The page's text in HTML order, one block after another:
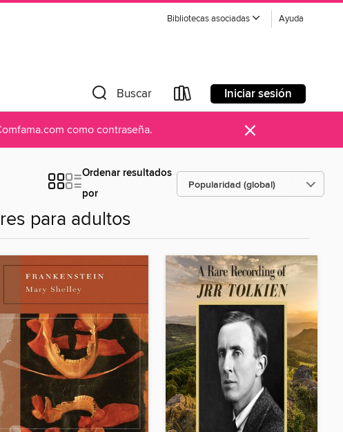
Bibliotecas asociadas Ayuda
Buscar Iniciar sesión
como contraseña. ×
Ordenar resultados
por
para adultos